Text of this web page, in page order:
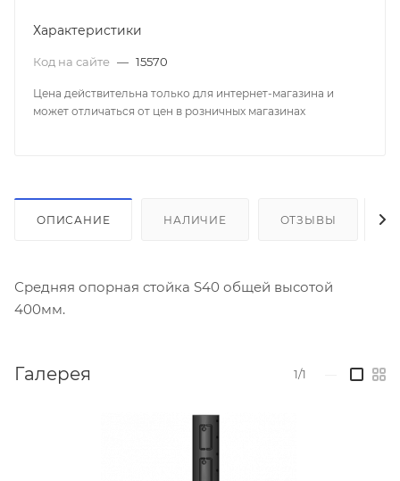
Характеристики
Код на сайте — 15570
Цена действительна только для интернет-магазина и
может отличаться от цен в розничных магазинах
ОПИСАНИЕ НАЛИЧИЕ ОТЗЫВЫ
Средняя опорная стойка S40 общей высотой
400мм.
Галерея 1/1